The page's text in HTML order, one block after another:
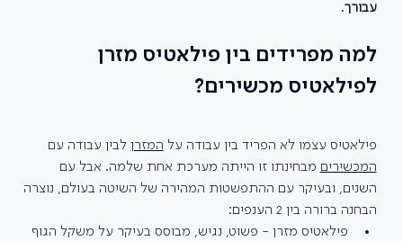
עבורך.
למה מפרידים בין פילאטיס מזרן
לפילאטיס מכשירים?
פילאטיס עצמו לא הפריד בין עבודה על המזרן לבין עבודה עם
המכשירים מבחינתו זו הייתה מערכת אחת שלמה. אבל עם
השנים, ובעיקר עם ההתפשטות המהירה של השיטה בעולם, נוצרה
הבחנה ברורה בין 2 הענפים:
פילאטיס מזרן - פשוט, נגיש, מבוסס בעיקר על משקל הגוף